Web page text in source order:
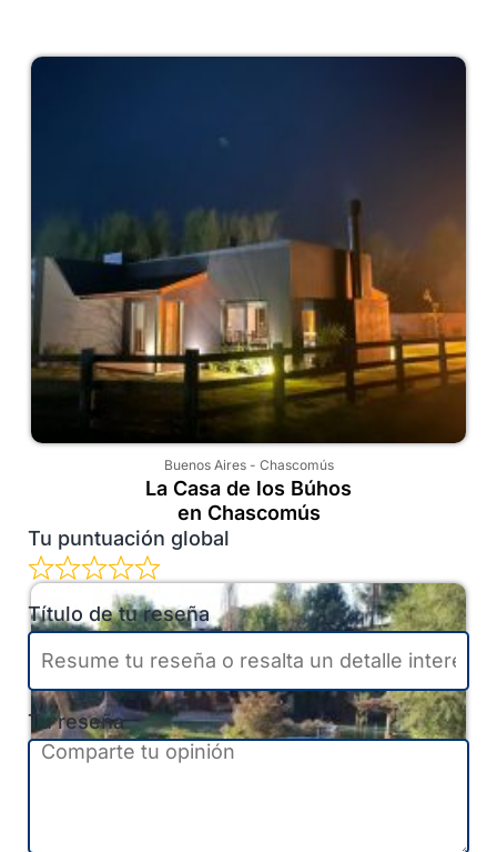
Buenos Aires- Chascomús
La Casa de los Búhos
en Chascomús
Tu puntuación global
Título de tu reseña
Tu reseña